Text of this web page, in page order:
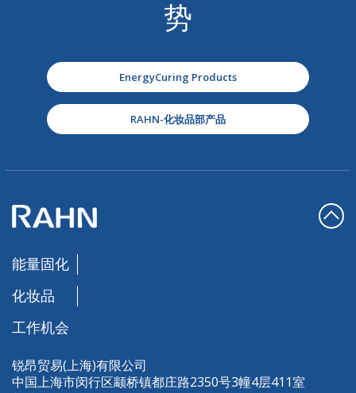
势
EnergyCuring Products
RAHN-化妆品部产品
锐昂贸易(上海)有限公司
中国上海市闵行区颛桥镇都庄路2350号3幢4层411室
能量固化
化妆品
工作机会